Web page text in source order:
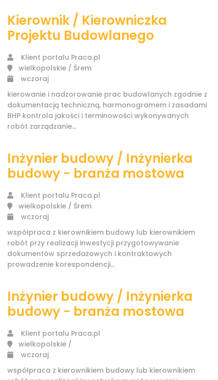
Kierownik / Kierowniczka
Projektu Budowlanego
Klient portalu Praca.pl
wielkopolskie / Śrem
wczoraj
kierowanie i nadzorowanie prac budowlanych zgodnie z
dokumentacją techniczną, harmonogramem i zasadami
BHP kontrola jakości i terminowości wykonywanych
robót zarządzanie...
Inżynier budowy / Inżynierka
budowy - branża mostowa
Klient portalu Praca.pl
wielkopolskie / Śrem
wczoraj
współpraca z kierownikiem budowy lub kierownikiem
robót przy realizacji inwestycji przygotowywanie
dokumentów sprzedażowych i kontraktowych
prowadzenie korespondencji...
Inżynier budowy / Inżynierka
budowy - branża mostowa
Klient portalu Praca.pl
wielkopolskie /
wczoraj
współpraca z kierownikiem budowy lub kierownikiem